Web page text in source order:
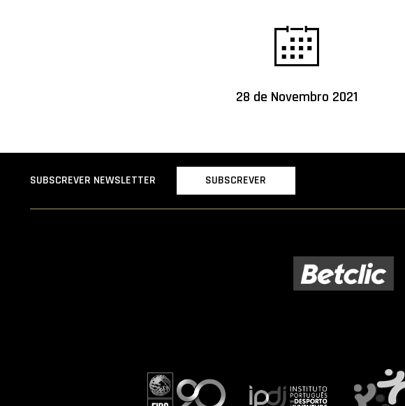
28 de Novembro 2021
SUBSCREVER NEWSLETTER SUBSCREVER